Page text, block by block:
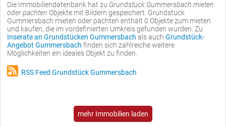
Die Immobiliendatenbank hat zu Grundstück Gummersbach mieten
oder pachten Objekte mit Bildern gespeichert. Grundstück
Gummersbach mieten oder pachten enthält 0 Objekte zum mieten
und kaufen, die im vordefinierten Umkreis gefunden wurden. Zu
Inserate an Grundstücken Gummersbach als auch Grundstück-
Angebot Gummersbach finden sich zahlreiche weitere
Möglichkeiten ein ideales Objekt zu finden.
RSS Feed Grundstück Gummersbach
mehr Immobilien laden